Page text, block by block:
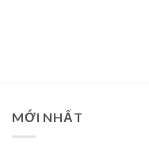
MỚI NHẤT